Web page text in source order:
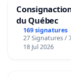
du Québec
169 signatures
27 Signatures /
18 Jul 2026